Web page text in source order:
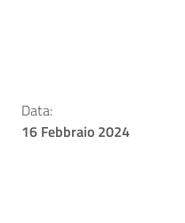
Data:
16 Febbraio 2024